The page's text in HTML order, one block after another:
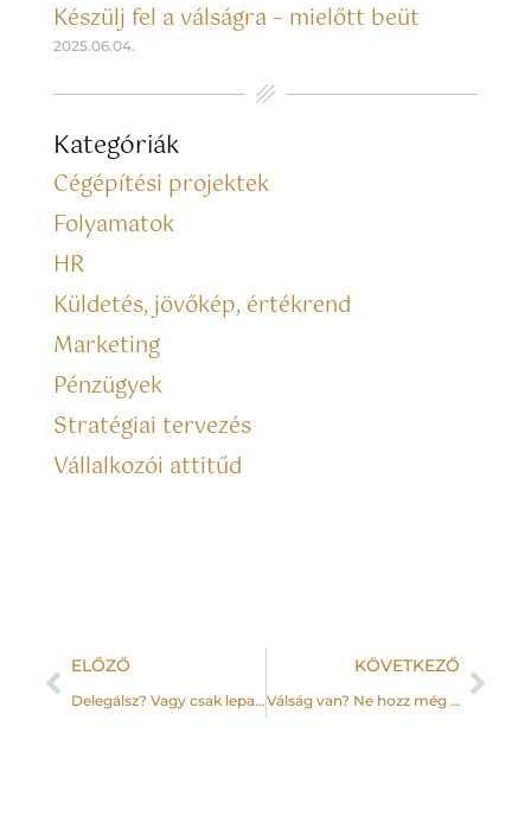
Készülj fel a válságra – mielőtt beüt
2025.06.04.
Kategóriák
Cégépítési projektek
Folyamatok
HR
Küldetés, jövőkép, értékrend
Marketing
Pénzügyek
Stratégiai tervezés
Vállalkozói attitűd
ELŐZŐ
Delegálsz? Vagy csak lepasszolsz?
KÖVETKEZŐ
Válság van? Ne hozz még több rossz döntést.